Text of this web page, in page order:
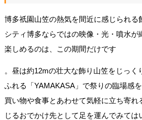
博多祇園山笠の熱気を間近に感じられる
シティ博多ならではの映像・光・噴水が
楽しめるのは、この期間だけです
。昼は約12mの壮大な飾り山笠をじっく
ふれる「YAMAKASA」で祭りの臨場感を
買い物や食事とあわせて気軽に立ち寄れ
じるおでかけ先として足を運んでみては